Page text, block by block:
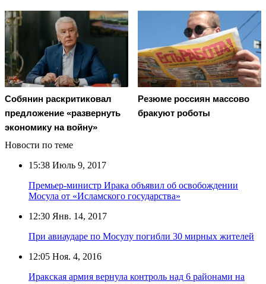
Собянин раскритиковал
предложение «развернуть
экономику на войну»
Резюме россиян массово
бракуют роботы
Новости по теме
15:38 Июль 9, 2017
Премьер-министр Ирака объявил об освобождении
Мосула от «Исламского государства»
12:30 Янв. 14, 2017
При авиаударе по Мосулу погибли 30 мирных жителей
12:05 Ноя. 4, 2016
Иракская армия вернула контроль над 6 районами на